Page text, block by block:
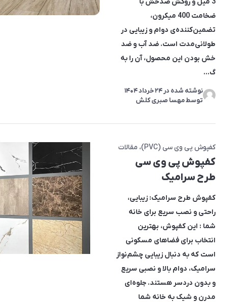
ضخامت 400 میکرون،
تضمین‌کننده‌ی دوام و زیبایی در
طولانی‌مدت است. ضد آب و ضد
خش بودن این محصول، آن را به
گ...
نوشته شده در 24 خرداد 1404
توسطمهسا صبری کلش
کفپوش پی وی سی (PVC) مقالات
کفپوش پی وی سی
طرح سرامیک
کفپوش طرح سرامیک: زیبایی،
راحتی و نصب سریع برای خانه
شما : این کفپوش، بهترین
انتخاب برای فضاهای مسکونی
است که به دنبال زیبایی چشم‌نواز
سرامیک، دوام بالا و نصبی سریع
و بدون دردسر هستند. جلوه‌ای
مدرن و شیک به خانه شما